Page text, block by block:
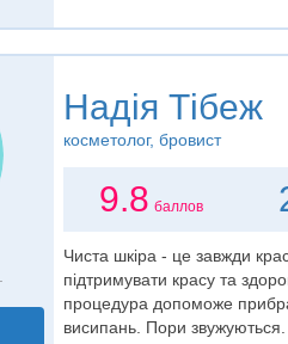
Надія Тібеж
косметолог, бровист
9.8 баллов
Чиста шкіра - це завжди
підтримувати красу та
процедура допоможе
висипань. Пори